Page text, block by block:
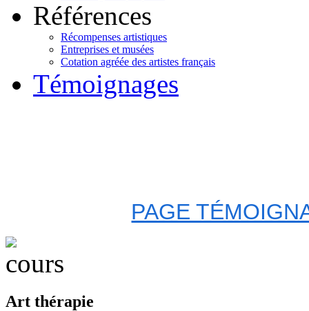
Références
Récompenses artistiques
Entreprises et musées
Cotation agréée des artistes français
Témoignages
PAGE
Art thérapie